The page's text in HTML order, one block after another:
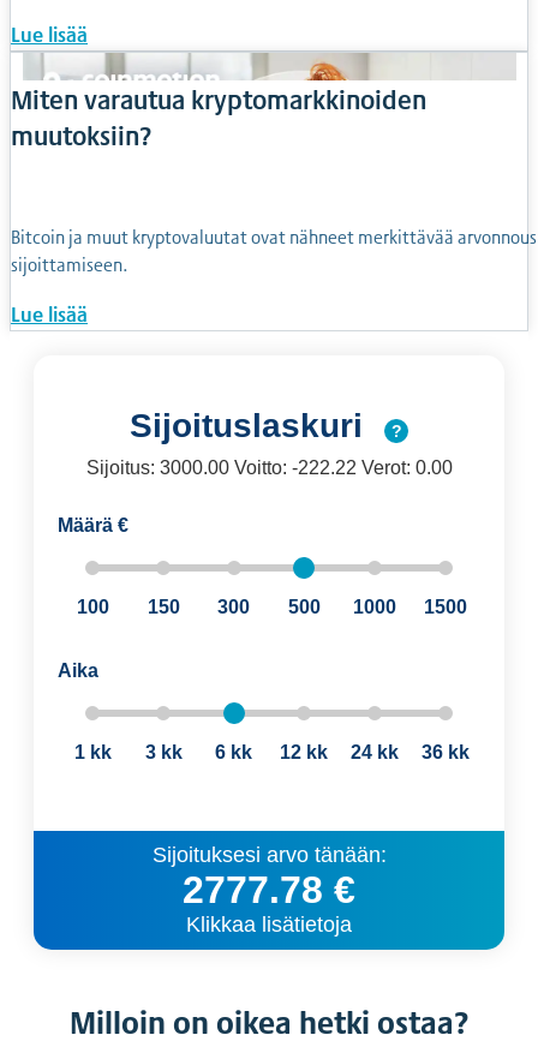
Lue lisää
Miten varautua kryptomarkkinoiden
muutoksiin?
Bitcoinja muut kryptovaluutat ovat nähneet merkittävää
sijoittamiseen.
Lue lisää
Sijoituslaskuri ?
Sijoitus: 3000.00 Voitto: -222.22 Verot: 0.00
Määrä €
100 150 300 500 1000 1500
Aika
1 kk 3 kk 6 kk 12 kk 24 kk 36 kk
Sijoituksesi arvo tänään:
2777.78 €
Klikkaa lisätietoja
Milloin on oikea hetki ostaa?